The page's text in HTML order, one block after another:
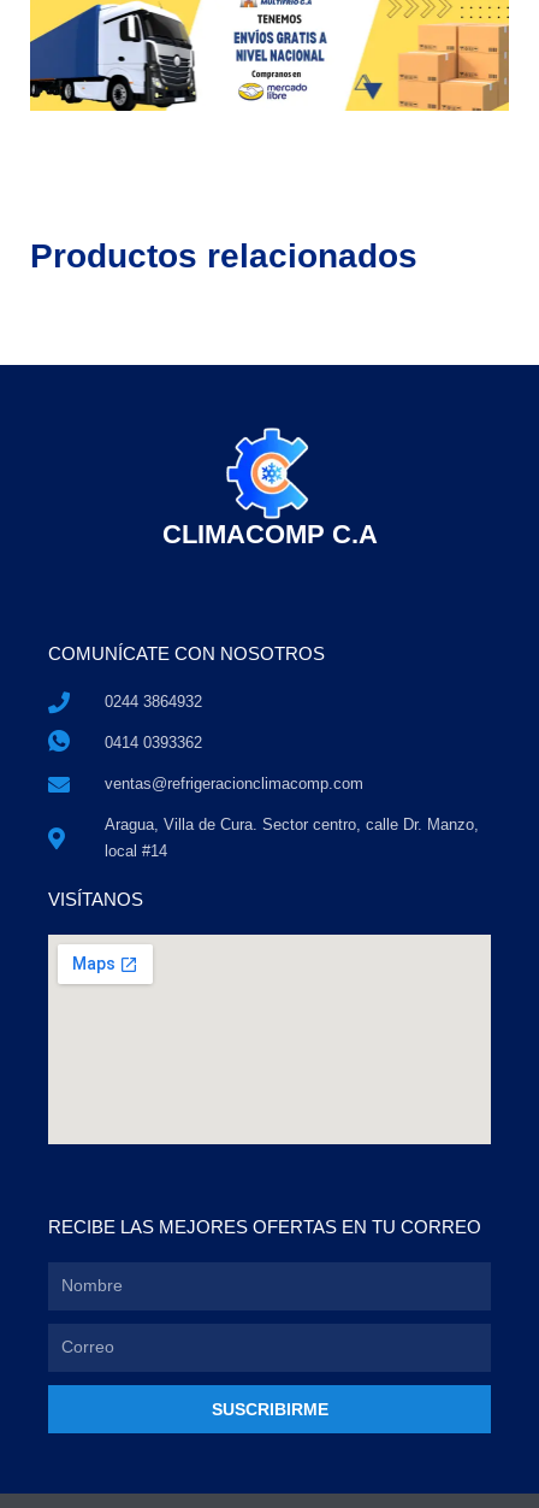
Productos relacionados
CLIMACOMP C.A
COMUNÍCATE CON NOSOTROS
0244 3864932
0414 0393362
ventas@refrigeracionclimacomp.com
Aragua, Villa de Cura. Sector centro, calle Dr. Manzo,
local #14
VISÍTANOS
RECIBE LAS MEJORES OFERTAS EN TU CORREO
SUSCRIBIRME